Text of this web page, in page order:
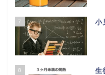
7 小
8
生